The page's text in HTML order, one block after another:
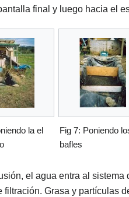
final y luego hacia el
la el
Fig 7: Poniendo
bafles
el agua entra al
filtración. Grasa y partículas